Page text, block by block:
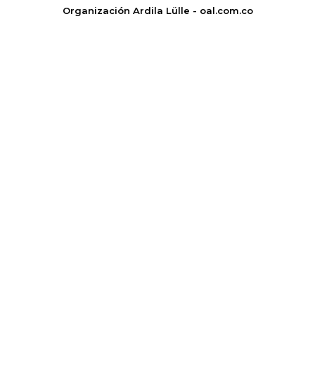
Organización Ardila Lülle - oal.com.co